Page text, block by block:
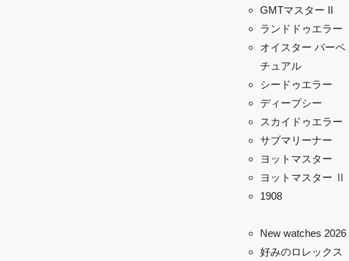
GMTマスター II
ランドドゥエラー
オイスター パーペ
チュアル
シードゥエラー
ディープシー
スカイドゥエラー
サブマリーナー
ヨットマスター
ヨットマスター Ⅱ
1908
New watches 2026
好みのロレックス